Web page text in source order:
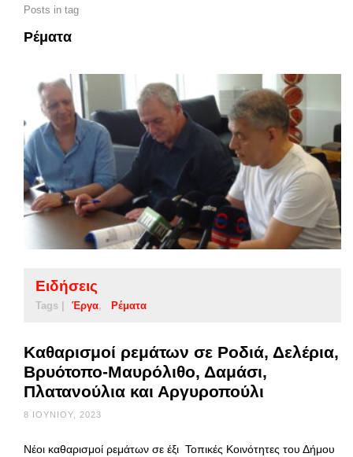
Posts in tag
Ρέματα
Ειδήσεις
Tags | Έργα Ρέματα
Καθαρισμοί ρεμάτων σε Ροδιά, Δελέρια,
Βρυότοπο-Μαυρόλιθο, Δαμάσι,
Πλατανούλια και Αργυροπούλι
8 ΙΟΥΝΊΟΥ, 2023
Νέοι καθαρισμοί ρεμάτων σε έξι Τοπικές Κοινότητες του Δήμου